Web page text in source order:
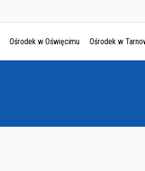
Ośrodek w Oświęcimu Ośrodek w